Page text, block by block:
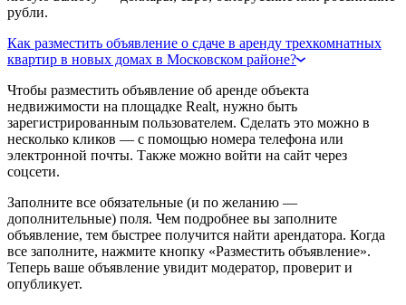
рубли.
Как разместить объявление о сдаче в аренду трехкомнатных
квартир в новых домах в Московском районе?
Чтобы разместить объявление об аренде объекта
недвижимости на площадке Realt, нужно быть
зарегистрированным пользователем. Сделать это можно в
несколько кликов — с помощью номера телефона или
электронной почты. Также можно войти на сайт через
соцсети.
Заполните все обязательные (и по желанию —
дополнительные) поля. Чем подробнее вы заполните
объявление, тем быстрее получится найти арендатора. Когда
все заполните, нажмите кнопку «Разместить объявление».
Теперь ваше объявление увидит модератор, проверит и
опубликует.